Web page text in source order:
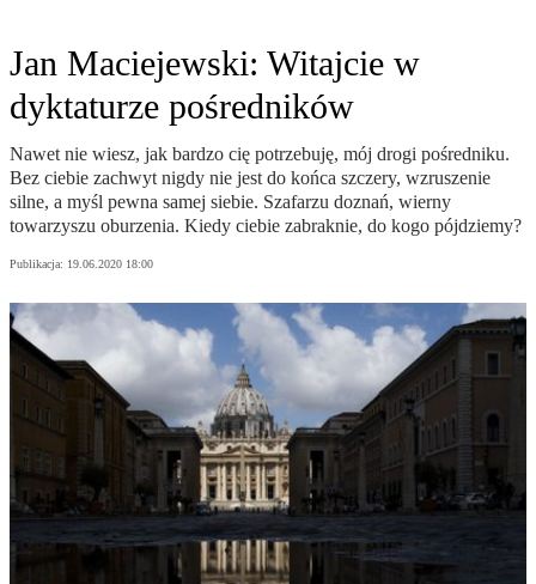
Jan Maciejewski: Witajcie w
dyktaturze pośredników
Nawet nie wiesz, jak bardzo cię potrzebuję, mój drogi pośredniku.
Bez ciebie zachwyt nigdy nie jest do końca szczery, wzruszenie
silne, a myśl pewna samej siebie. Szafarzu doznań, wierny
towarzyszu oburzenia. Kiedy ciebie zabraknie, do kogo pójdziemy?
Publikacja: 19.06.2020 18:00